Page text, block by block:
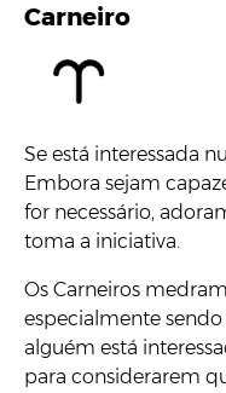
Carneiro
Se está interessada
Embora sejam
for necessário,
toma a iniciativa.
Os Carneiros
especialmente
alguém está
para considerarem